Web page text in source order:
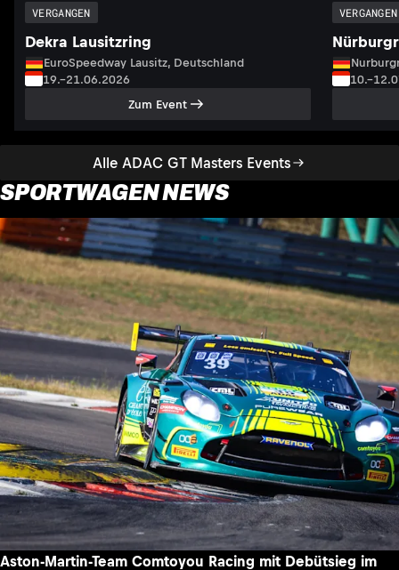
Alle ADAC GT Masters Events
VERGANGEN
Dekra Lausitzring
EuroSpeedway Lausitz, Deutschland
19.–21.06.2026
Zum Event
VERGANGEN
SPORTWAGEN NEWS
Aston-Martin-Team Comtoyou Racing mit Debütsieg im